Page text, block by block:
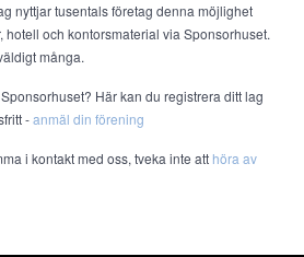
nyttjar tusentals företag denna möjlighet
hotell och kontorsmaterial via Sponsorhuset.
många.
Här kan du registrera ditt lag
-anmäl din förening
i kontakt med oss, tveka inte att höra av